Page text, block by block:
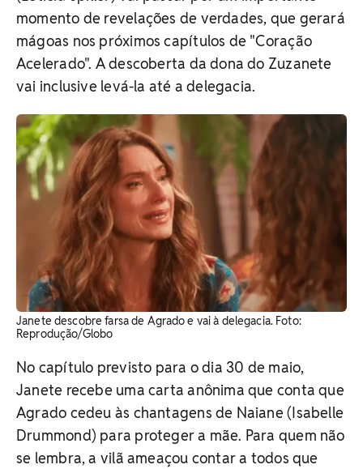
momento de revelações de verdades, que gerará
mágoas nos próximos capítulos de "Coração
Acelerado". A descoberta da dona do Zuzanete
vai inclusive levá-la até a delegacia.
Janete descobre farsa de Agrado e vai à delegacia. Foto:
Reprodução/Globo
No capítulo previsto para o dia 30 de maio,
Janete recebe uma carta anônima que conta que
Agrado cedeu às chantagens de Naiane (Isabelle
Drummond) para proteger a mãe. Para quem não
se lembra, a vilã ameaçou contar a todos que